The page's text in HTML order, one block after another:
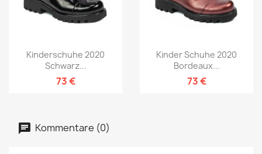
Kinderschuhe 2020
Schwarz...
73 €
Kinder Schuhe 2020
Bordeaux...
73 €
Kommentare (0)